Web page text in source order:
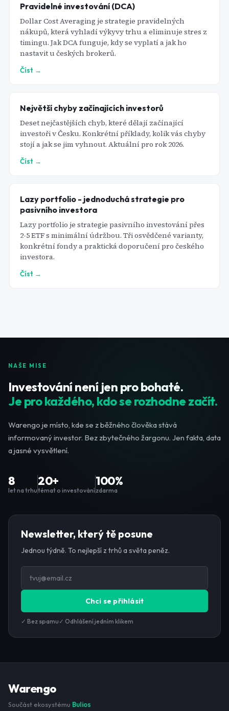
Pravidelné investování (DCA)
Dollar Cost Averaging je strategie pravidelných
nákupů, která vyhladí výkyvy trhu a eliminuje stres z
timingu. Jak DCA funguje, kdy se vyplatí a jak ho
nastavit u českých brokerů.
Číst →
Největší chyby začínajících investorů
Deset nejčastějších chyb, které dělají začínající
investoři v Česku. Konkrétní příklady, kolik vás chyby
stojí a jak se jim vyhnout. Aktuální pro rok 2026.
Číst →
Lazy portfolio - jednoduchá strategie pro
pasivního investora
Lazy portfolio je strategie pasivního investování přes
2-5 ETF s minimální údržbou. Tři osvědčené varianty,
konkrétní fondy a praktická doporučení pro českého
investora.
Číst →
NAŠE MISE
Investování není jen pro bohaté.
Je pro každého, kdo se rozhodne začít.
Warengo je místo, kde se z běžného člověka stává
informovaný investor. Bez zbytečného žargonu. Jen fakta, data
a jasné vysvětlení.
8
let na trhu
20+
témat o investování
100%
zdarma
Newsletter, který tě posune
Jednou týdně. To nejlepší z trhů a světa peněz.
Chci se přihlásit
✓ Bez spamu ✓ Odhlášení jedním klikem
Warengo
Součást ekosystému Bulios